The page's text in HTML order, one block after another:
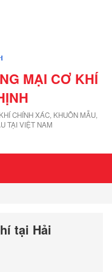
MẠI CƠ KHÍ
CHÍNH XÁC, KHUÔN MẪU,
TẠI VIỆT NAM
tại Hải